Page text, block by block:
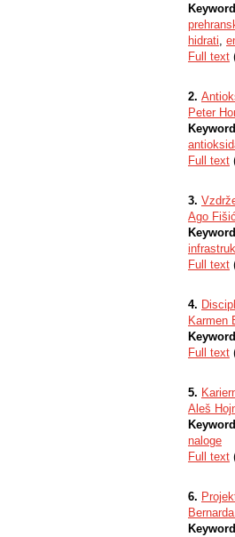
hidrati,
Full text
2.
Peter
Full text
3.
Ago Fišić
Full text
4.
Karmen
Full text
5.
Aleš
naloge
Full text
6.